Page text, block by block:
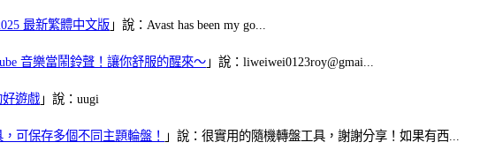
最新繁體中文版 」說：Avast has been my go...
音樂當鬧鈴聲！讓你舒服的醒來～ 」說：liweiwei0123roy@gmai...
好遊戲 」說：uugi
可保存多個不同主題輪盤！ 」說：很實用的隨機轉盤工具，謝謝分享！如果有西...